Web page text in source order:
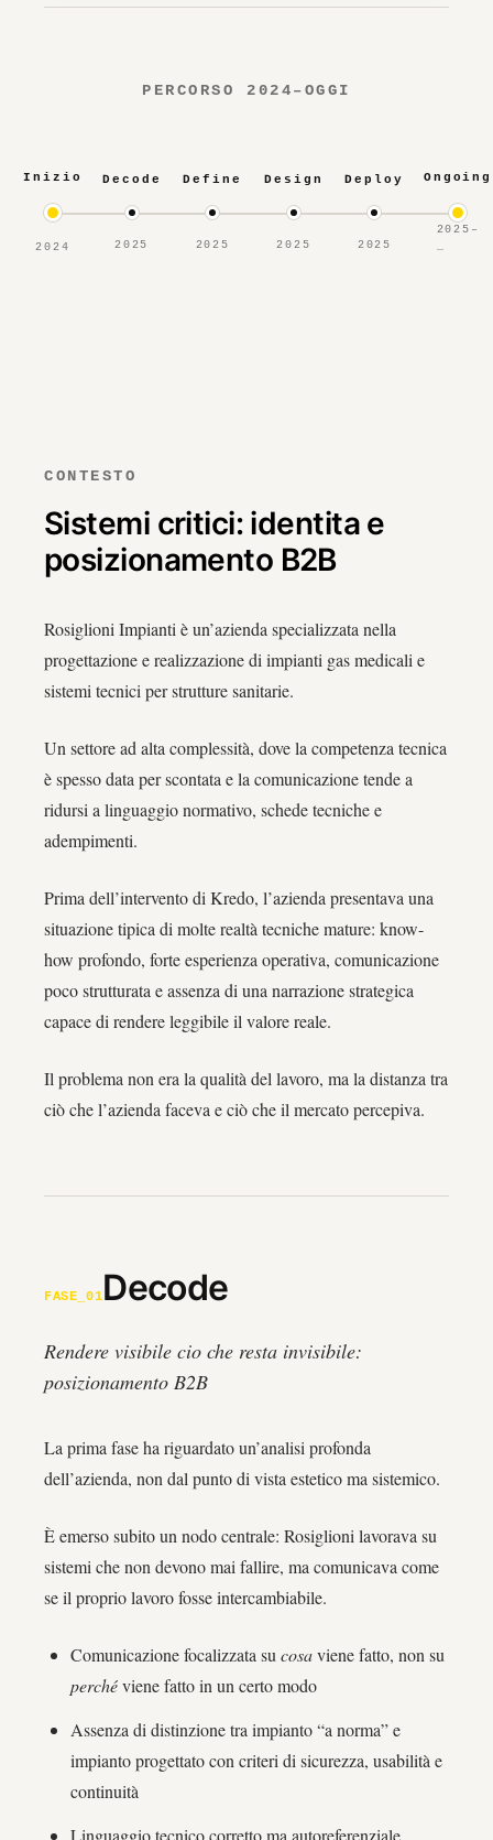
PERCORSO 2024–OGGI
Inizio
2024
Decode
2025
Define
2025
Design
2025
Deploy
2025
Ongoing
2025–
…
CONTESTO
Sistemi critici: identita e
posizionamento B2B
Rosiglioni Impianti è un’azienda specializzata nella
progettazione e realizzazione di impianti gas medicali e
sistemi tecnici per strutture sanitarie.
Un settore ad alta complessità, dove la competenza tecnica
è spesso data per scontata e la comunicazione tende a
ridursi a linguaggio normativo, schede tecniche e
adempimenti.
Prima dell’intervento di Kredo, l’azienda presentava una
situazione tipica di molte realtà tecniche mature: know-
how profondo, forte esperienza operativa, comunicazione
poco strutturata e assenza di una narrazione strategica
capace di rendere leggibile il valore reale.
Il problema non era la qualità del lavoro, ma la distanza tra
ciò che l’azienda faceva e ciò che il mercato percepiva.
FASE_01Decode
Rendere visibile cio che resta invisibile:
posizionamento B2B
La prima fase ha riguardato un’analisi profonda
dell’azienda, non dal punto di vista estetico ma sistemico.
È emerso subito un nodo centrale: Rosiglioni lavorava su
sistemi che non devono mai fallire, ma comunicava come
se il proprio lavoro fosse intercambiabile.
Comunicazione focalizzata su cosaviene fatto, non su
perchéviene fatto in un certo modo
Assenza di distinzione tra impianto “a norma” e
impianto progettato con criteri di sicurezza, usabilità e
continuità
Linguaggio tecnico corretto ma autoreferenziale